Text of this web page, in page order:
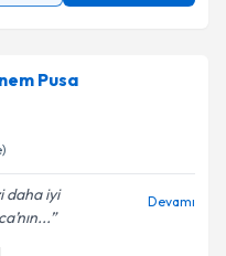
Pusa
daha iyi
Devamı